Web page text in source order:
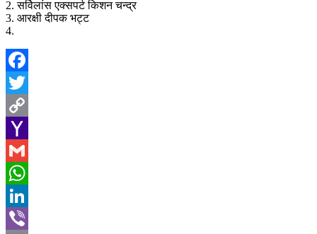
2. सर्विलांस एक्सपर्ट किशन चन्द्र
3. आरक्षी दीपक भट्ट
4.
Facebook
Twitter
Copy
Link
Yahoo
Mail
Gmail
WhatsApp
LinkedIn